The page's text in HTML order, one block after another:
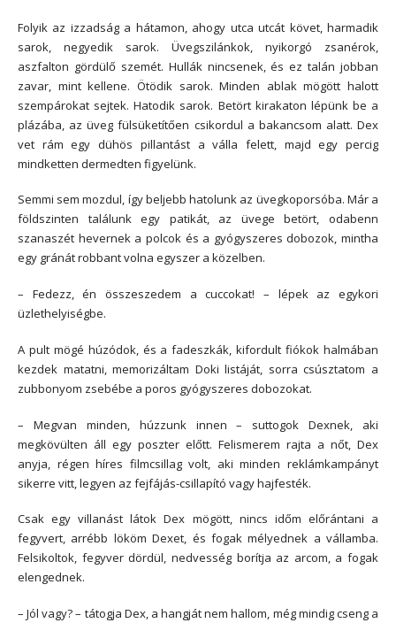
Folyik az izzadság a hátamon, ahogy utca utcát követ, harmadik
sarok, negyedik sarok. Üvegszilánkok, nyikorgó zsanérok,
aszfalton gördülő szemét. Hullák nincsenek, és ez talán jobban
zavar, mint kellene. Ötödik sarok. Minden ablak mögött halott
szempárokat sejtek. Hatodik sarok. Betört kirakaton lépünk be a
plázába, az üveg fülsüketítően csikordul a bakancsom alatt. Dex
vet rám egy dühös pillantást a válla felett, majd egy percig
mindketten dermedten figyelünk.
Semmi sem mozdul, így beljebb hatolunk az üvegkoporsóba. Már a
földszinten találunk egy patikát, az üvege betört, odabenn
szanaszét hevernek a polcok és a gyógyszeres dobozok, mintha
egy gránát robbant volna egyszer a közelben.
– Fedezz, én összeszedem a cuccokat! – lépek az egykori
üzlethelyiségbe.
A pult mögé húzódok, és a fadeszkák, kifordult fiókok halmában
kezdek matatni, memorizáltam Doki listáját, sorra csúsztatom a
zubbonyom zsebébe a poros gyógyszeres dobozokat.
– Megvan minden, húzzunk innen – suttogok Dexnek, aki
megkövülten áll egy poszter előtt. Felismerem rajta a nőt, Dex
anyja, régen híres filmcsillag volt, aki minden reklámkampányt
sikerre vitt, legyen az fejfájás-csillapító vagy hajfesték.
Csak egy villanást látok Dex mögött, nincs időm előrántani a
fegyvert, arrébb lököm Dexet, és fogak mélyednek a vállamba.
Felsikoltok, fegyver dördül, nedvesség borítja az arcom, a fogak
elengednek.
– Jól vagy? – tátogja Dex, a hangját nem hallom, még mindig cseng a